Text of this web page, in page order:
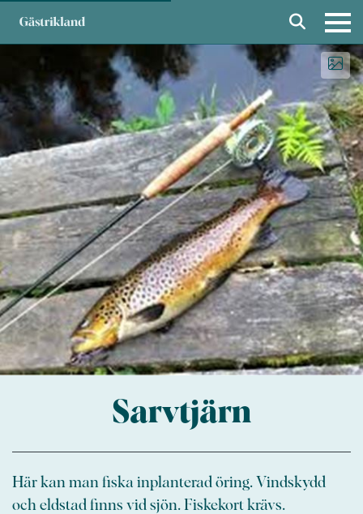
Sarvtjärn
Här kan man fiska inplanterad öring. Vindskydd
och eldstad finns vid sjön. Fiskekort krävs.